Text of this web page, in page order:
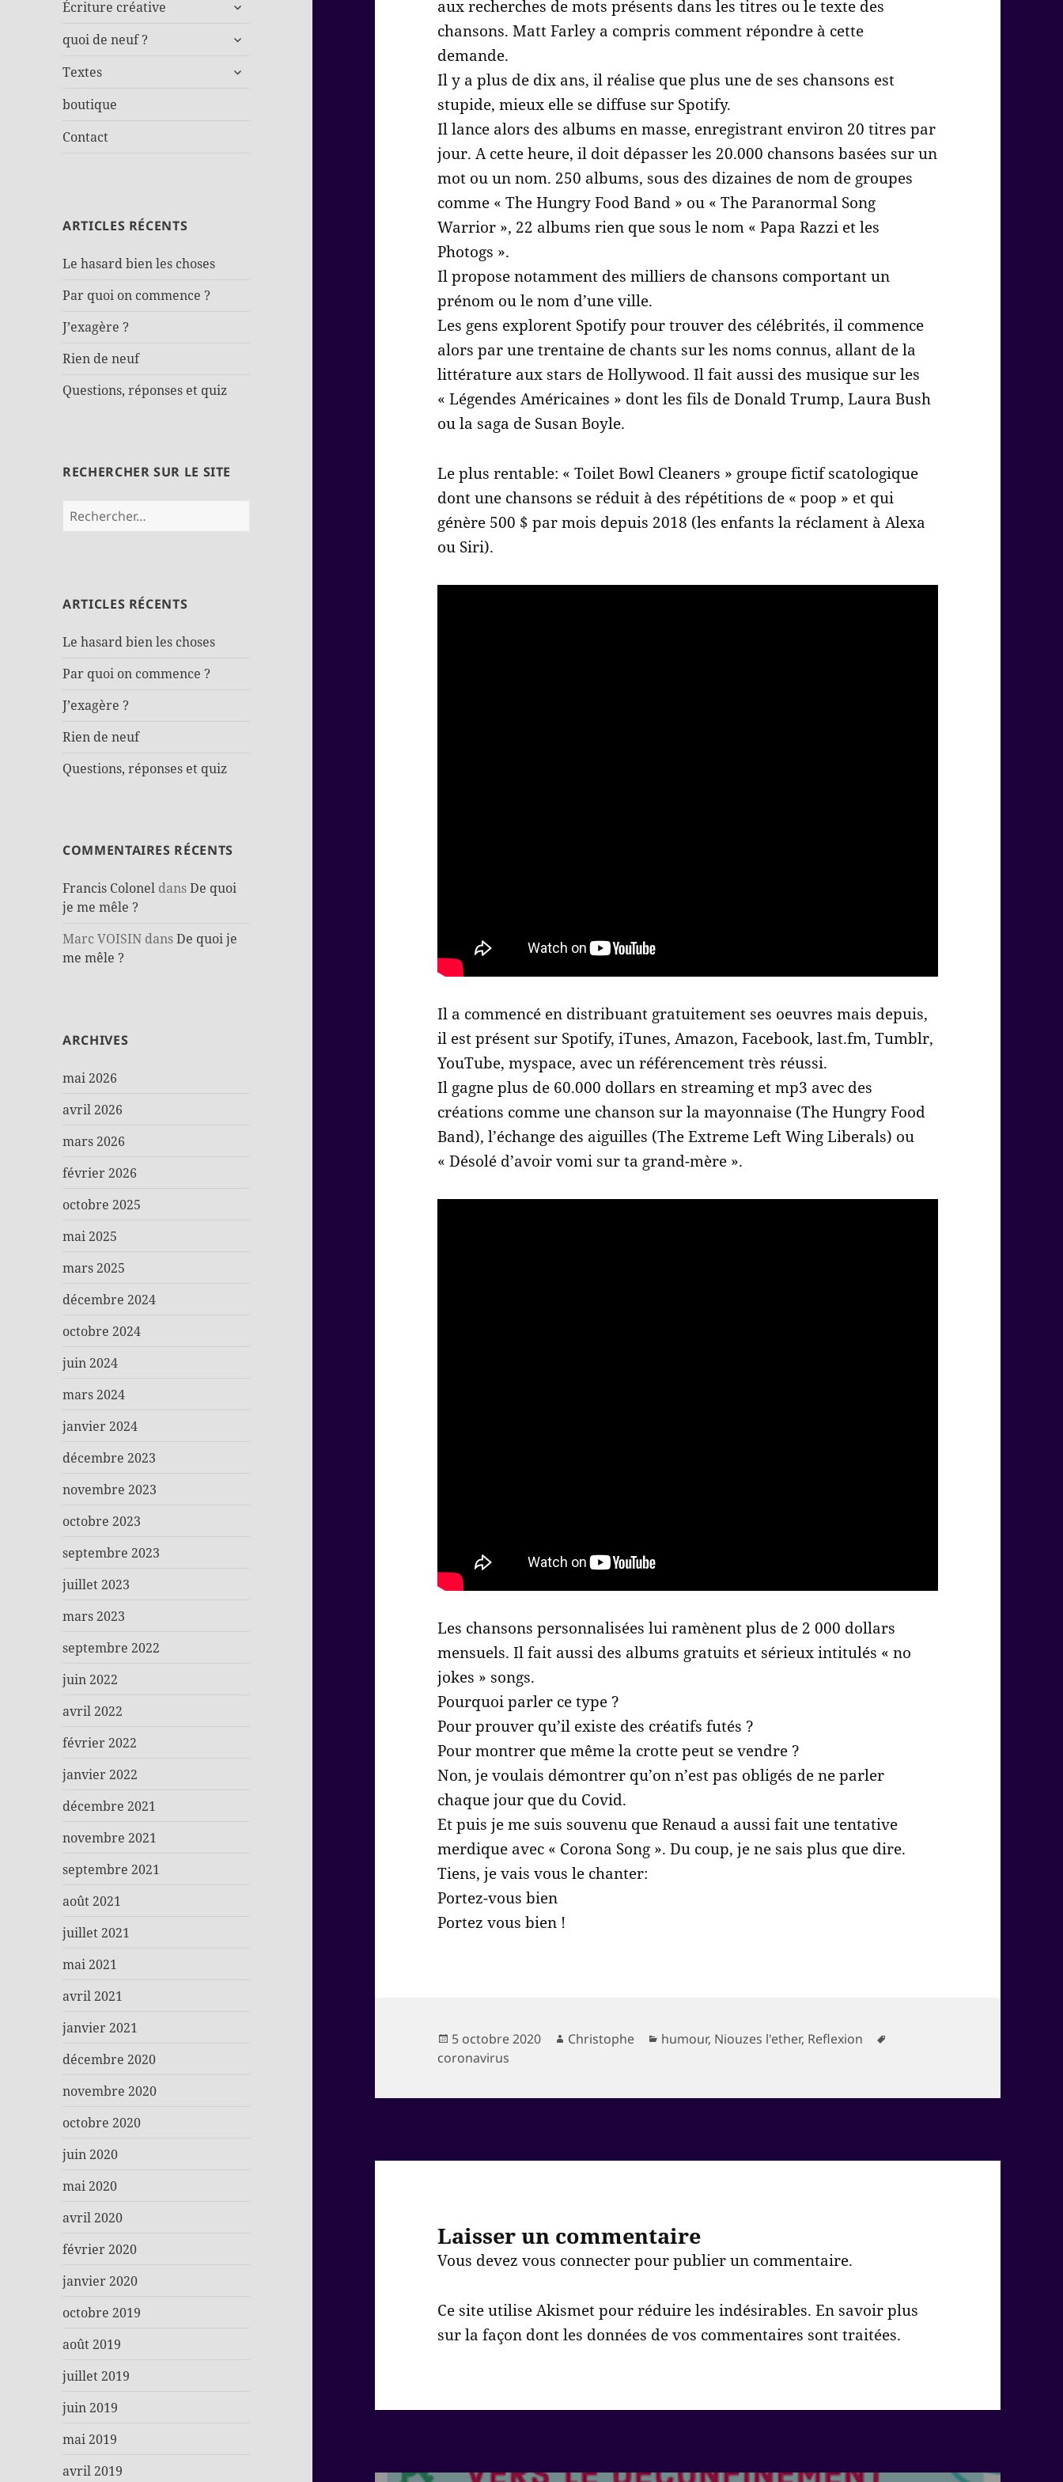
Écriture créative
sous-
quoi de neuf ?
ouvrir
sous-
Textes
ouvrir
boutique
Contact
ARTICLES RÉCENTS
Le hasard bien les choses
Par quoi on commence ?
J’exagère ?
Rien de neuf
Questions, réponses et quiz
RECHERCHER SUR LE SITE
Rechercher :
ARTICLES RÉCENTS
Le hasard bien les choses
Par quoi on commence ?
J’exagère ?
Rien de neuf
Questions, réponses et quiz
COMMENTAIRES RÉCENTS
Francis Colonel dansDe quoi
je me mêle ?
Marc VOISIN dansDe quoi je
me mêle ?
ARCHIVES
mai 2026
avril 2026
mars 2026
février 2026
octobre 2025
mai 2025
mars 2025
décembre 2024
octobre 2024
juin 2024
mars 2024
janvier 2024
décembre 2023
novembre 2023
octobre 2023
septembre 2023
juillet 2023
mars 2023
septembre 2022
juin 2022
avril 2022
février 2022
janvier 2022
décembre 2021
novembre 2021
septembre 2021
août 2021
juillet 2021
mai 2021
avril 2021
janvier 2021
décembre 2020
novembre 2020
octobre 2020
juin 2020
mai 2020
avril 2020
février 2020
janvier 2020
octobre 2019
août 2019
juillet 2019
juin 2019
mai 2019
avril 2019
aux recherches de mots présents dans les titres ou le texte des
chansons. Matt Farley a compris comment répondre à cette
demande.
Il y a plus de dix ans, il réalise que plus une de ses chansons est
stupide, mieux elle se diffuse sur Spotify.
Il lance alors des albums en masse, enregistrant environ 20 titres par
jour. A cette heure, il doit dépasser les 20.000 chansons basées sur un
mot ou un nom. 250 albums, sous des dizaines de nom de groupes
comme « The Hungry Food Band » ou « The Paranormal Song
Warrior », 22 albums rien que sous le nom « Papa Razzi et les
Photogs ».
Il propose notamment des milliers de chansons comportant un
prénom ou le nom d’une ville.
Les gens explorent Spotify pour trouver des célébrités, il commence
alors par une trentaine de chants sur les noms connus, allant de la
littérature aux stars de Hollywood. Il fait aussi des musique sur les
« Légendes Américaines » dont les fils de Donald Trump, Laura Bush
ou la saga de Susan Boyle.
Le plus rentable: « Toilet Bowl Cleaners » groupe fictif scatologique
dont une chansons se réduit à des répétitions de « poop » et qui
génère 500 $ par mois depuis 2018 (les enfants la réclament à Alexa
ou Siri).
Il a commencé en distribuant gratuitement ses oeuvres mais depuis,
il est présent sur Spotify, iTunes, Amazon, Facebook, last.fm, Tumblr,
YouTube, myspace, avec un référencement très réussi.
Il gagne plus de 60.000 dollars en streaming et mp3 avec des
créations comme une chanson sur la mayonnaise (The Hungry Food
Band), l’échange des aiguilles (The Extreme Left Wing Liberals) ou
« Désolé d’avoir vomi sur ta grand-mère ».
Les chansons personnalisées lui ramènent plus de 2 000 dollars
mensuels. Il fait aussi des albums gratuits et sérieux intitulés « no
jokes » songs.
Pourquoi parler ce type ?
Pour prouver qu’il existe des créatifs futés ?
Pour montrer que même la crotte peut se vendre ?
Non, je voulais démontrer qu’on n’est pas obligés de ne parler
chaque jour que du Covid.
Et puis je me suis souvenu que Renaud a aussi fait une tentative
merdique avec « Corona Song ». Du coup, je ne sais plus que dire.
Tiens, je vais vous le chanter:
Portez-vous bien
Portez vous bien !
Publié
le
5 octobre 2020 Auteur
Christophe Catégories
humour, Niouzes l'ether, Reflexion
coronavirus
Laisser un commentaire
Vous devezvous connecterpour publier un commentaire.
Ce site utilise Akismet pour réduire les indésirables.En savoir plus
sur la façon dont les données de vos commentaires sont traitées.